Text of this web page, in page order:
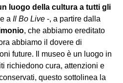
luogo della cultura a tutti gli
a Il Bo Live -, a partire dalla
, che abbiamo ereditato
abbiamo il dovere di
future.
Il museo è un luogo in
richiedono cura, attenzioni e
questo sottolinea la